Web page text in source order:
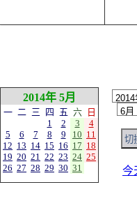
2014年 5月
一 二 三 四 五 六
日
1
2 3
4
5
6 7 8 9 10 11
12 13 14 15 16 17 18
19 20 21 22 23 24 25
26 27 28 29 30 31 今